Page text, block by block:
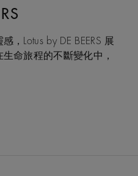
，Lotus by DE BEERS 展
命旅程的不斷變化中，
原石與拋光鑽石的獨特感
的力量，成為代表守護